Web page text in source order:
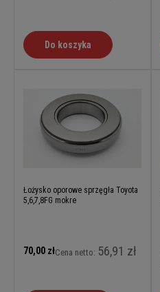
Do koszyka
Łożysko oporowe sprzęgła Toyota
5,6,7,8FG mokre
70,00 złCena netto: 56,91 zł